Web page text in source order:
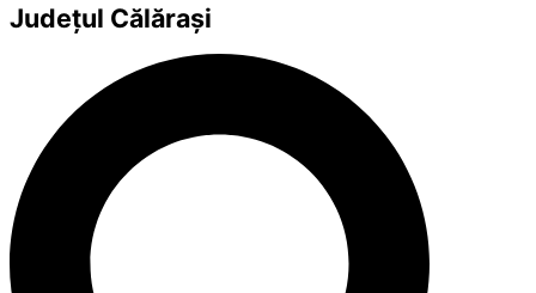
Județul Călărași